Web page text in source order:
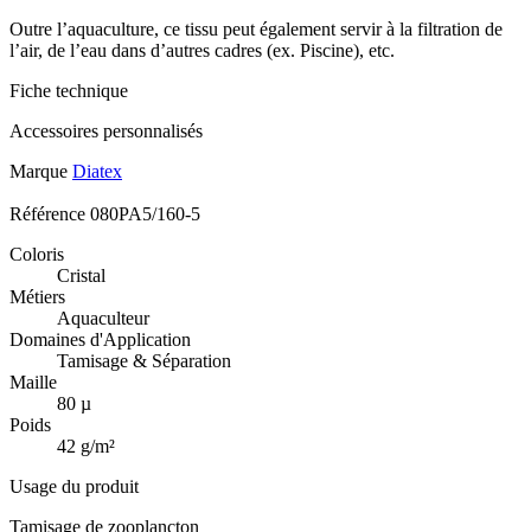
Outre l’aquaculture, ce tissu peut également servir à la filtration de
l’air, de l’eau dans d’autres cadres (ex. Piscine), etc.
Fiche technique
Accessoires personnalisés
Marque Diatex
Référence 080PA5/160-5
Coloris
Cristal
Métiers
Aquaculteur
Domaines d'Application
Tamisage & Séparation
Maille
80 µ
Poids
42 g/m²
Usage du produit
Tamisage de zooplancton